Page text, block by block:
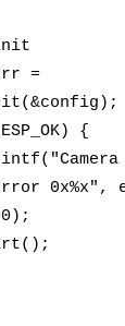
=
{
0x%x",